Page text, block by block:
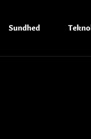
Sundhed